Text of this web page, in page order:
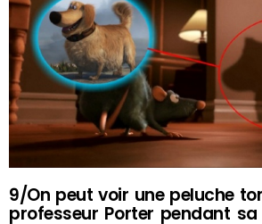
9/On peut voir une peluche
professeur Porter pendant